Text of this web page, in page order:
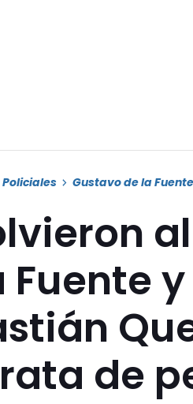
Policiales Gustavo de la Fuente
Fuente
de